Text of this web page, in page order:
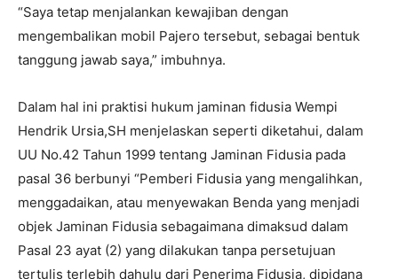
“Saya tetap menjalankan kewajiban dengan
mengembalikan mobil Pajero tersebut, sebagai bentuk
tanggung jawab saya,” imbuhnya.
Dalam hal ini praktisi hukum jaminan fidusia Wempi
Hendrik Ursia,SH menjelaskan seperti diketahui, dalam
UU No.42 Tahun 1999 tentang Jaminan Fidusia pada
pasal 36 berbunyi “Pemberi Fidusia yang mengalihkan,
menggadaikan, atau menyewakan Benda yang menjadi
objek Jaminan Fidusia sebagaimana dimaksud dalam
Pasal 23 ayat (2) yang dilakukan tanpa persetujuan
tertulis terlebih dahulu dari Penerima Fidusia, dipidana